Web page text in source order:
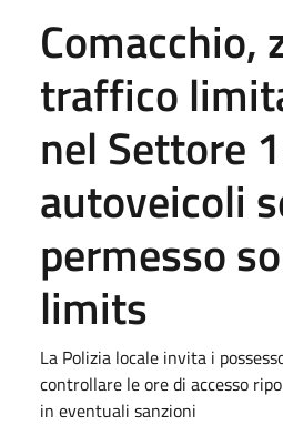
Comacchio,
traffico
nel Settore
autoveicoli
permesso
limits
La Polizia locale invita i
controllare le ore di accesso
in eventuali sanzioni